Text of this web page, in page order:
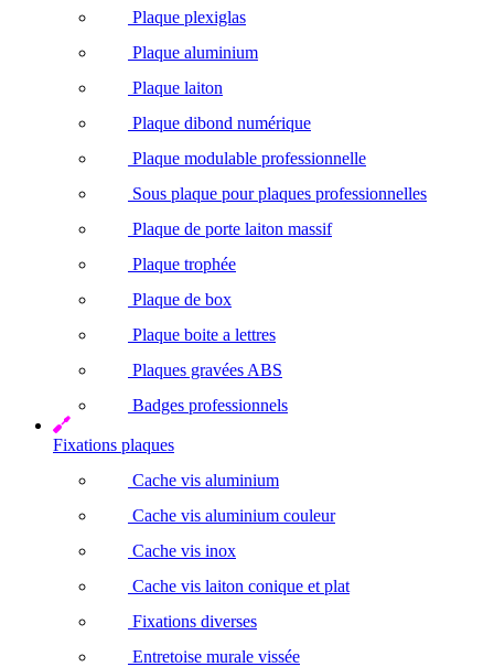
Plaque plexiglas
Plaque aluminium
Plaque laiton
Plaque dibond numérique
Plaque modulable professionnelle
Sous plaque pour plaques professionnelles
Plaque de porte laiton massif
Plaque trophée
Plaque de box
Plaque boite a lettres
Plaques gravées ABS
Badges professionnels
Fixations plaques
Cache vis aluminium
Cache vis aluminium couleur
Cache vis inox
Cache vis laiton conique et plat
Fixations diverses
Entretoise murale vissée